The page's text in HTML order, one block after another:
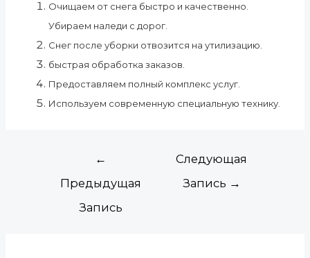
Очищаем от снега быстро и качественно.
Убираем наледи с дорог.
Снег после уборки отвозится на утилизацию.
быстрая обработка заказов.
Предоставляем полный комплекс услуг.
Используем современную специальную технику.
←
Предыдущая
Запись
Следующая
Запись →